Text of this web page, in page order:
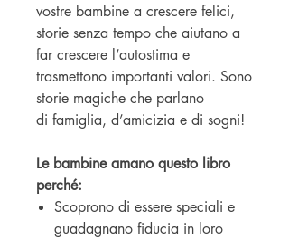
vostre bambine a crescere felici,
storie senza tempo che aiutano a
far crescere l’autostima e
trasmettono importanti valori. Sono
storie magiche che parlano
di famiglia, d’amicizia e di sogni!
Le bambine amano questo libro
perché:
Scoprono di essere speciali e
guadagnano fiducia in loro